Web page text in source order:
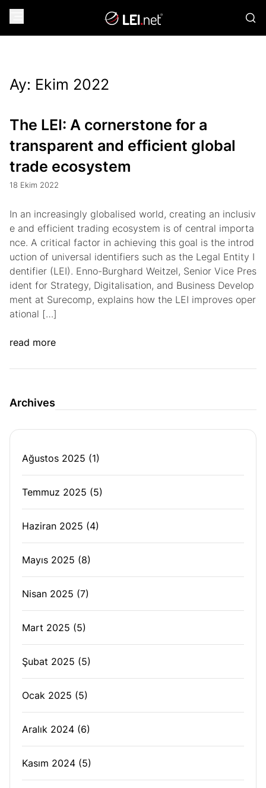
Ay: Ekim 2022
The LEI: A cornerstone for a
transparent and efficient global
trade ecosystem
18 Ekim 2022
In an increasingly globalised world, creating an inclusiv
e and efficient trading ecosystem is of central importa
nce. A critical factor in achieving this goal is the introd
uction of universal identifiers such as the Legal Entity I
dentifier (LEI). Enno-Burghard Weitzel, Senior Vice Pres
ident for Strategy, Digitalisation, and Business Develop
ment at Surecomp, explains how the LEI improves oper
ational […]
read more
Archives
Ağustos 2025 (1)
Temmuz 2025 (5)
Haziran 2025 (4)
Mayıs 2025 (8)
Nisan 2025 (7)
Mart 2025 (5)
Şubat 2025 (5)
Ocak 2025 (5)
Aralık 2024 (6)
Kasım 2024 (5)